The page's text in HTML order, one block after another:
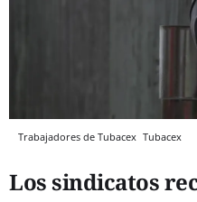
Trabajadores de Tubacex Tubacex
Los sindicatos